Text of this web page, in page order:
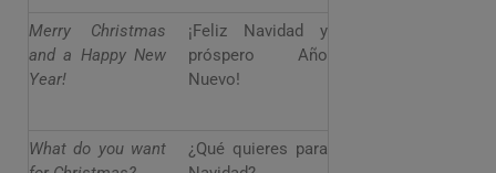
Merry Christmas
and a Happy New
Year!
¡Feliz Navidad y
próspero Año
Nuevo!
What do you want
¿Qué quieres para